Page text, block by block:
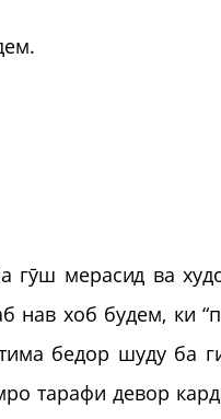
гӯш мерасид ва
нав хоб будем, ки
бедор шуду ба
тарафи девор